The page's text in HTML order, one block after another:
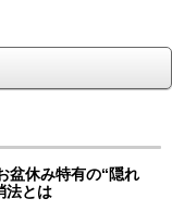
盆休み特有の“隠れ
法とは